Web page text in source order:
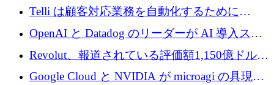
1,200 万ユーロを調達
Telli は顧客対応業務を自動化するために
1,500 万ドルのシードを確保
OpenAI と Datadog のリーダーが AI 導入スタ
ートアップ Arrakis を支援
Revolut、報道されている評価額1,150億ドルで
の新たな二次株式売却を確認
Google Cloud と NVIDIA が microagi の具現化